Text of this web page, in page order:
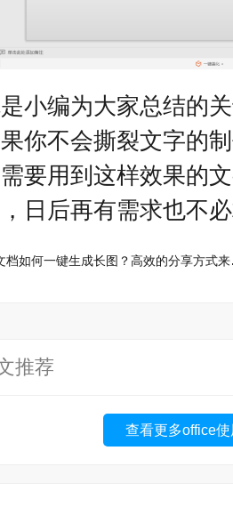
编为大家总结的关
你不会撕裂文字的
要用到这样效果的
日后再有需求也不
文
推荐
查看更多office